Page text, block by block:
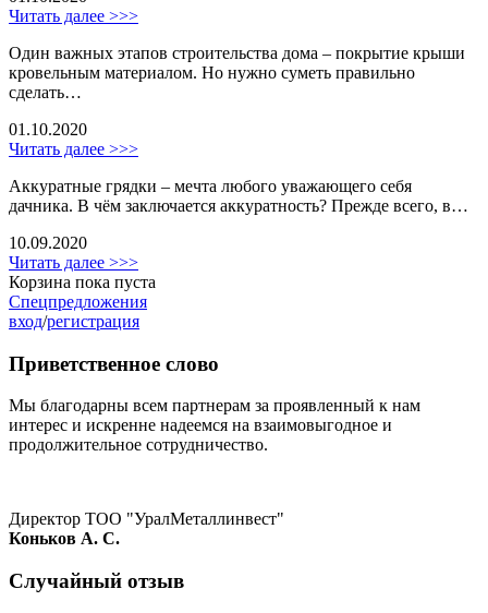
Читать далее >>>
Один важных этапов строительства дома – покрытие крыши
кровельным материалом. Но нужно суметь правильно
сделать…
01.10.2020
Читать далее >>>
Аккуратные грядки – мечта любого уважающего себя
дачника. В чём заключается аккуратность? Прежде всего, в…
10.09.2020
Читать далее >>>
Корзина пока пуста
Спецпредложения
вход/регистрация
Приветственное слово
Мы благодарны всем партнерам за проявленный к нам
интерес и искренне надеемся на взаимовыгодное и
продолжительное сотрудничество.
Директор ТОО "УралМеталлинвест"
Коньков А. С.
Случайный отзыв